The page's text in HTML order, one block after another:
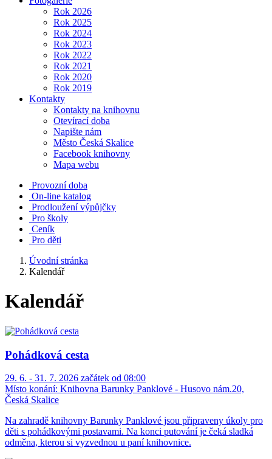
Rok 2026
Rok 2025
Rok 2024
Rok 2023
Rok 2022
Rok 2021
Rok 2020
Rok 2019
Kontakty
Kontakty na knihovnu
Otevírací doba
Napište nám
Město Česká Skalice
Facebook knihovny
Mapa webu
Provozní doba
On-line katalog
Prodloužení výpůjčky
Pro školy
Ceník
Pro děti
Úvodní stránka
Kalendář
Kalendář
Pohádková cesta
29. 6. - 31. 7. 2026 začátek od 08:00
Místo konání: Knihovna Barunky Panklové - Husovo nám.20,
Česká Skalice
Na zahradě knihovny Barunky Panklové jsou připraveny úkoly pro
děti s pohádkovými postavami. Na konci putování je čeká sladká
odměna, kterou si vyzvednou u paní knihovnice.